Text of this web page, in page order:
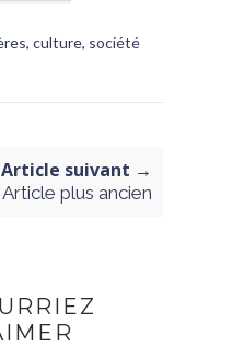
, culture, société
Article suivant →
Article plus ancien